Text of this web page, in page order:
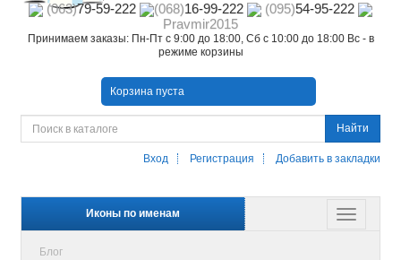
(063)79-59-222 (068)16-99-222 (095)54-95-222
Pravmir2015
Принимаем заказы: Пн-Пт с 9:00 до 18:00, Сб с 10:00 до 18:00 Вс - в
режиме корзины
Корзина пуста
Найти
Вход Регистрация Добавить в закладки
Иконы по именам
Блог